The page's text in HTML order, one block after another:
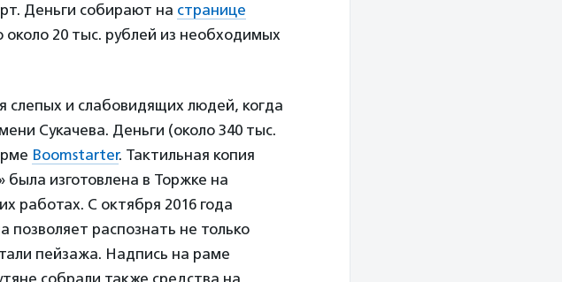
Деньги собирают на странице
20 тыс. рублей из необходимых
слепых и слабовидящих людей, когда
Сукачева. Деньги (около 340 тыс.
Boomstarter. Тактильная копия
изготовлена в Торжке на
работах. С октября 2016 года
позволяет распознать не только
пейзажа. Надпись на раме
собрали также средства на